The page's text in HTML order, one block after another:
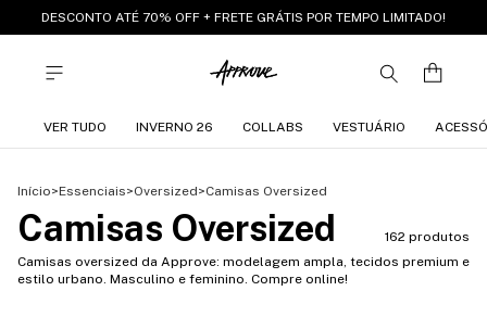
DESCONTO ATÉ 70% OFF + FRETE GRÁTIS POR TEMPO LIMITADO!
VER TUDO INVERNO 26 COLLABS VESTUÁRIO
Início>Essenciais>Oversized>Camisas Oversized
Camisas Oversized
162 produtos
Camisas oversized da Approve: modelagem ampla, tecidos premium e
estilo urbano. Masculino e feminino. Compre online!